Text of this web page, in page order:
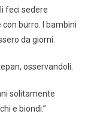
feci sedere
burro. I bambini
da giorni.
osservandoli.
solitamente
e biondi.”